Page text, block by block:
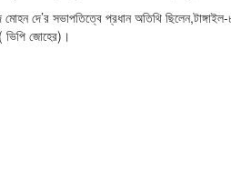
দে’র সভাপতিত্বে প্রধান অতিথি
ভিপি জোহের)।